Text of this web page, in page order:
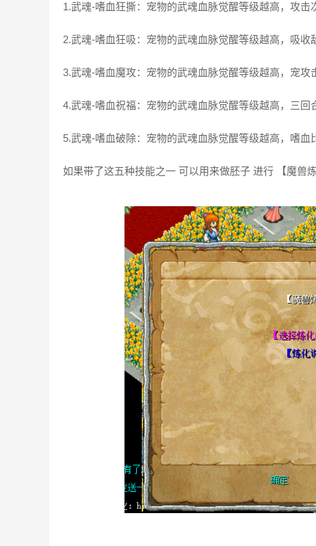
1.武魂-嗜血狂撕：宠物的武魂血脉觉醒等级越高，攻击
2.武魂-嗜血狂吸：宠物的武魂血脉觉醒等级越高，吸收
3.武魂-嗜血魔攻：宠物的武魂血脉觉醒等级越高，宠攻
4.武魂-嗜血祝福：宠物的武魂血脉觉醒等级越高，三回
5.武魂-嗜血破除：宠物的武魂血脉觉醒等级越高，嗜血
如果带了这五种技能之一 可以用来做胚子 进行 【魔兽炼